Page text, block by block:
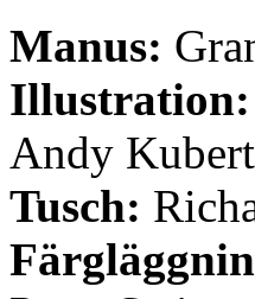
Manus:
Illustration:
Andy
Tusch: